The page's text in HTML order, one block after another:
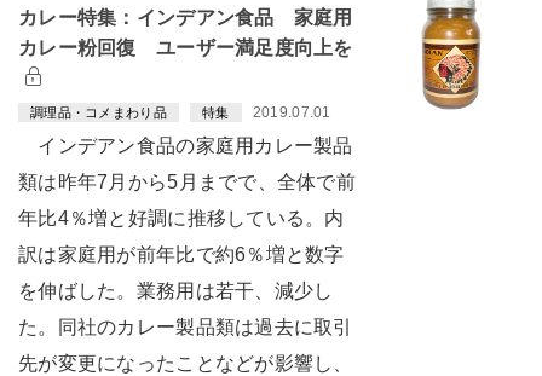
カレー特集：インデアン食品 家庭用
カレー粉回復 ユーザー満足度向上を
調理品・コメまわり品 特集 2019.07.01
インデアン食品の家庭用カレー製品
類は昨年7月から5月までで、全体で前
年比4％増と好調に推移している。内
訳は家庭用が前年比で約6％増と数字
を伸ばした。業務用は若干、減少し
た。同社のカレー製品類は過去に取引
先が変更になったことなどが影響し、